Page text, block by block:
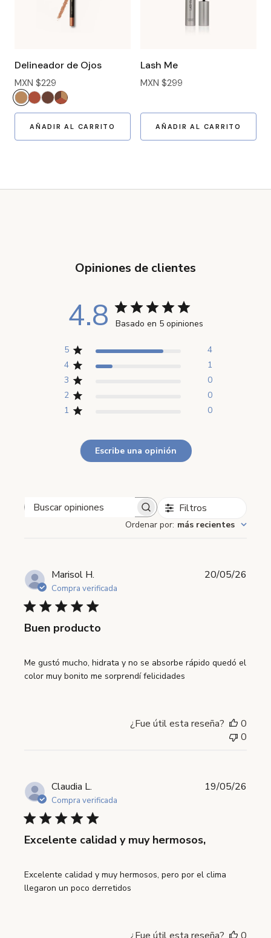
Delineador de Ojos
MXN $229
AÑADIR AL CARRITO
Lash Me
MXN $299
AÑADIR AL CARRITO
Opiniones de clientes
4.8 Basado en 5 opiniones
5
4
4
1
3
0
2
0
1
0
Escribe una opinión
Buscar opiniones Filtros
Ordenar por: más recientes
Marisol H.
Compra verificada
Buen producto
Me gustó mucho, hidrata y no se absorbe rápido quedó el
color muy bonito me sorprendí felicidades
20/05/26
¿Fue útil esta reseña?
0
0
Claudia L.
Compra verificada
Excelente calidad y muy hermosos,
Excelente calidad y muy hermosos, pero por el clima
llegaron un poco derretidos
19/05/26